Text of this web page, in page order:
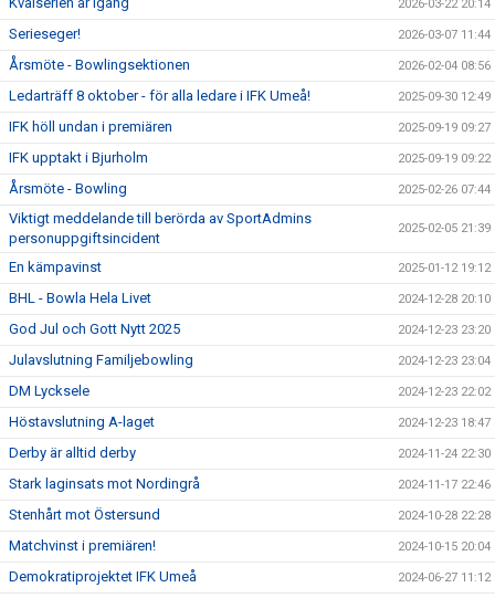
2026-03-22 20:14
Serieseger! 2026-03-07 11:44
Årsmöte - Bowlingsektionen 2026-02-04 08:56
Ledarträff 8 oktober - för alla ledare i IFK Umeå! 2025-09-30 12:49
IFK höll undan i premiären 2025-09-19 09:27
IFK upptakt i Bjurholm 2025-09-19 09:22
Årsmöte - Bowling 2025-02-26 07:44
Viktigt meddelande till berörda av SportAdmins
personuppgiftsincident
2025-02-05 21:39
En kämpavinst 2025-01-12 19:12
BHL - Bowla Hela Livet 2024-12-28 20:10
God Jul och Gott Nytt 2025 2024-12-23 23:20
Julavslutning Familjebowling 2024-12-23 23:04
DM Lycksele 2024-12-23 22:02
Höstavslutning A-laget 2024-12-23 18:47
Derby är alltid derby 2024-11-24 22:30
Stark laginsats mot Nordingrå 2024-11-17 22:46
Stenhårt mot Östersund 2024-10-28 22:28
Matchvinst i premiären! 2024-10-15 20:04
Demokratiprojektet IFK Umeå 2024-06-27 11:12